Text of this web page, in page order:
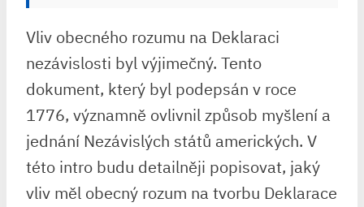
Vliv obecného rozumu na Deklaraci
nezávislosti byl výjimečný. Tento
dokument, který byl podepsán v roce
1776, významně ovlivnil způsob myšlení a
jednání Nezávislých států amerických. V
této intro budu detailněji popisovat, jaký
vliv měl obecný rozum na tvorbu Deklarace